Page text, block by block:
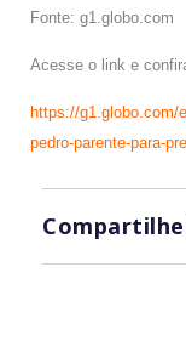
Fonte: g1.globo.com
Acesse o link e
https://g1.globo.com/
pedro-parente-para-